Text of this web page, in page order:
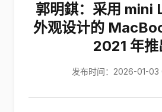
郭明錤：采用 mini
外观设计的
2021 年推
发布时间：2026-01-03